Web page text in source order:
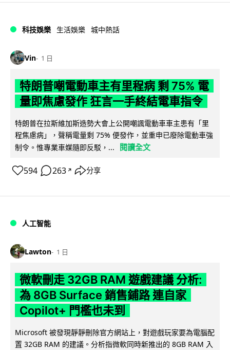
科技娛樂 生活娛樂 城中熱話
Vin 1 日
特朗普嘲電動車主有里程病 剩 75% 電
量即焦慮發作 狂言一手終結電車指令
特朗普在拉斯維加斯造勢大會上公開嘲諷電動車車主患有「里
程焦慮病」，聲稱電量剩 75% 便發作，並重申已廢除電動車強
制令。惟專業車媒隨即反駁，...
閱讀全文
594 263 ↗ 分享
人工智能
Lawton 1 日
微軟刪走 32GB RAM 遊戲建議 分析:
為 8GB Surface 銷售鋪路 連自家
Copilot+ 門檻也未到
Microsoft 被發現靜靜刪除官方網站上，對遊戲玩家要為電腦配
置 32GB RAM 的建議。分析指微軟同時新推出的 8GB RAM 入